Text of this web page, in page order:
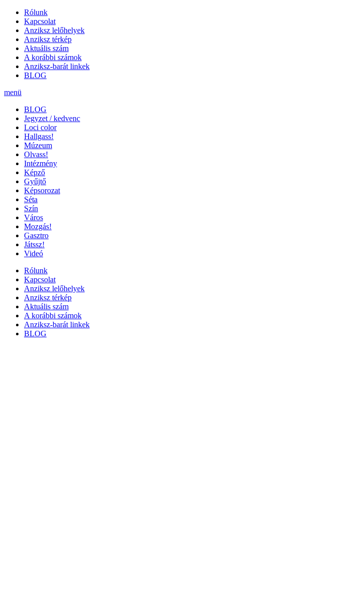
Rólunk
Kapcsolat
Anziksz lelőhelyek
Anziksz térkép
Aktuális szám
A korábbi számok
Anziksz-barát linkek
BLOG
menü
BLOG
Jegyzet / kedvenc
Loci color
Hallgass!
Múzeum
Olvass!
Intézmény
Képző
Gyűjtő
Képsorozat
Séta
Szín
Város
Mozgás!
Gasztro
Játssz!
Videó
Rólunk
Kapcsolat
Anziksz lelőhelyek
Anziksz térkép
Aktuális szám
A korábbi számok
Anziksz-barát linkek
BLOG